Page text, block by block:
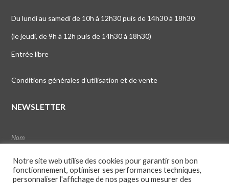
Du lundi au samedi de 10h à 12h30 puis de 14h30 à 18h30
(le jeudi, de 9h à 12h puis de 14h30 à 18h30)
Entrée libre
Conditions générales d’utilisation et de vente
NEWSLETTER
Notre site web utilise des cookies pour garantir son bon
fonctionnement, optimiser ses performances techniques,
personnaliser l'affichage de nos pages ou mesurer des